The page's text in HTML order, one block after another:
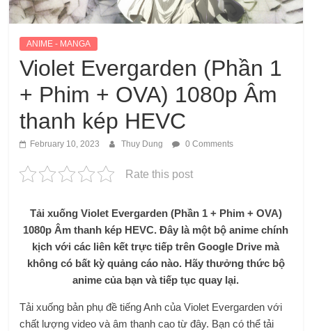
ANIME - MANGA
Violet Evergarden (Phần 1
+ Phim + OVA) 1080p Âm
thanh kép HEVC
February 10, 2023 Thuy Dung 0 Comments
Rate this post
Tải xuống Violet Evergarden (Phần 1 + Phim + OVA)
1080p Âm thanh kép HEVC.Đây là một bộ anime chính
kịch với các liên kết trực tiếp trên Google Drive mà
không có bất kỳ quảng cáo nào. Hãy thưởng thức bộ
anime của bạn và tiếp tục quay lại.
Tải xuống bản phụ đề tiếng Anh của Violet Evergarden với
chất lượng video và âm thanh cao từ đây. Bạn có thể tải